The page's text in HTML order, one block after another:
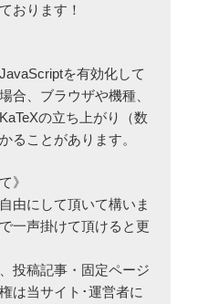
おります！
を有効化して
合、ブラウザや機種、
の立ち上がり（数
ることがあります。
》
由にして頂いて構いま
一声掛けて頂けると更
投稿記事・固定ページ
は当サイト･運営者に